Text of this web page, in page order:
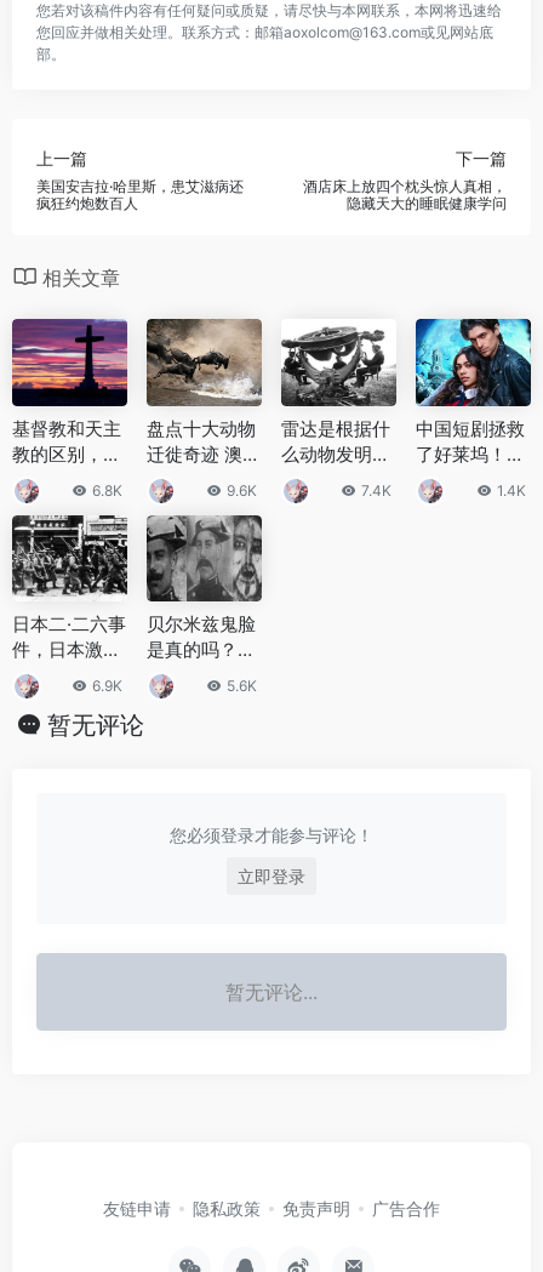
您若对该稿件内容有任何疑问或质疑，请尽快与本网联系，本网将迅速给
您回应并做相关处理。联系方式：邮箱aoxolcom@163.com或见网站底
部。
上一篇
美国安吉拉·哈里斯，患艾滋病还
疯狂约炮数百人
下一篇
酒店床上放四个枕头惊人真相，
隐藏天大的睡眠健康学问
相关文章
基督教和天主
教的区别，基
督教与天主教
完全是两个形
式
6.8K
盘点十大动物
迁徙奇迹 澳洲
红蟹大迁移排
名第8
9.6K
雷达是根据什
么动物发明
的？雷达的起
源来自于哪
7.4K
中国短剧拯救
了好莱坞！失
业演员成名狂
赚，全球都为
1.4K
日本二·二六事
件，日本激进
青年尊皇讨奸
6.9K
贝尔米兹鬼脸
是真的吗？贝
尔米兹鬼脸出
现在哪里？
5.6K
暂无评论
您必须登录才能参与评论！
立即登录
暂无评论...
友链申请 隐私政策 免责声明 广告合作